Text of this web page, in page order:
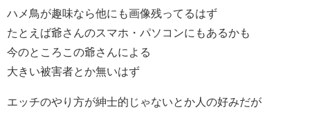
ハメ鳥が趣味なら他にも画像残ってるはず
たとえば爺さんのスマホ・パソコンにもあるかも
今のところこの爺さんによる
大きい被害者とか無いはず
エッチのやり方が紳士的じゃないとか人の好みだが